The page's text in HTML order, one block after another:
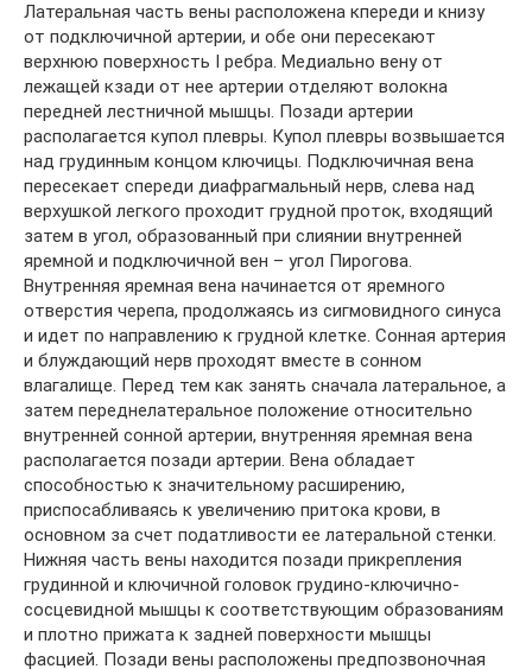
Латеральная часть вены расположена кпереди и книзу
от подключичной артерии, и обе они пересекают
верхнюю поверхность I ребра. Медиально вену от
лежащей кзади от нее артерии отделяют волокна
передней лестничной мышцы. Позади артерии
располагается купол плевры. Купол плевры возвышается
над грудинным концом ключицы. Подключичная вена
пересекает спереди диафрагмальный нерв, слева над
верхушкой легкого проходит грудной проток, входящий
затем в угол, образованный при слиянии внутренней
яремной и подключичной вен – угол Пирогова.
Внутренняя яремная вена начинается от яремного
отверстия черепа, продолжаясь из сигмовидного синуса
и идет по направлению к грудной клетке. Сонная артерия
и блуждающий нерв проходят вместе в сонном
влагалище. Перед тем как занять сначала латеральное, а
затем переднелатеральное положение относительно
внутренней сонной артерии, внутренняя яремная вена
располагается позади артерии. Вена обладает
способностью к значительному расширению,
приспосабливаясь к увеличению притока крови, в
основном за счет податливости ее латеральной стенки.
Нижняя часть вены находится позади прикрепления
грудинной и ключичной головок грудино-ключично-
сосцевидной мышцы к соответствующим образованиям
и плотно прижата к задней поверхности мышцы
фасцией. Позади вены расположены предпозвоночная